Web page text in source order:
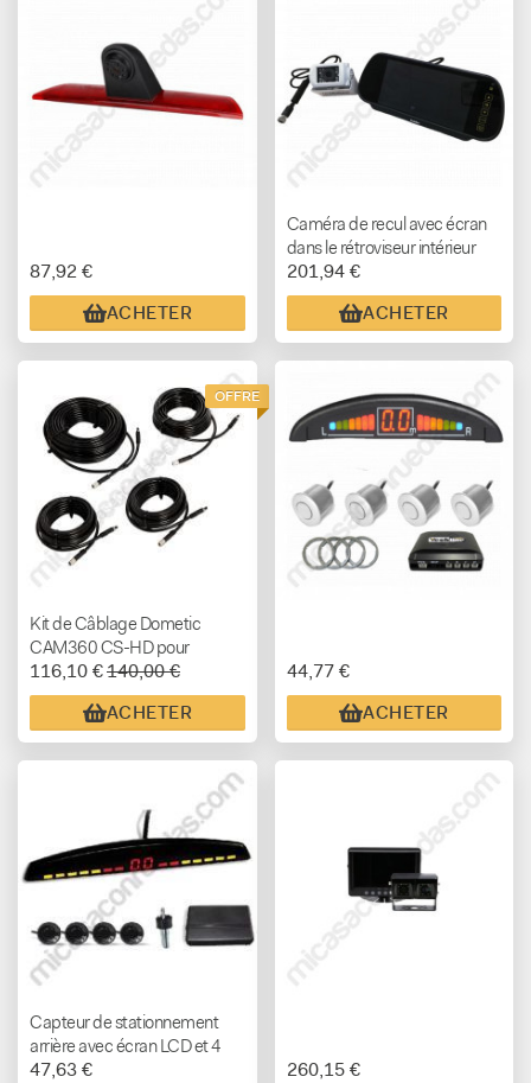
87,92 €
ACHETER
Caméra de recul avec écran
dans le rétroviseur intérieur
201,94 €
ACHETER
OFFRE
Kit de Câblage Dometic
CAM360 CS-HD pour
Système de Caméras 360°
CAM360AHDHD
116,10 €140,00 €
ACHETER
44,77 €
ACHETER
Capteur de stationnement
arrière avec écran LCD et 4
capteurs de 22 mm
47,63 € 260,15 €